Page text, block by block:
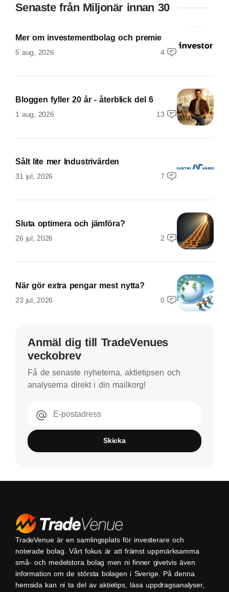
Senaste från Miljonär innan 30
Mer om investementbolag och premie
5 aug, 2026 4
Bloggen fyller 20 år - återblick del 6
1 aug, 2026 13
Sålt lite mer Industrivärden
31 jul, 2026 7
Sluta optimera och jämföra?
26 jul, 2026 2
När gör extra pengar mest nytta?
23 jul, 2026 0
Anmäl dig till TradeVenues
veckobrev
Få de senaste nyheterna, aktietipsen och
analyserna direkt i din mailkorg!
E-postadress
Skicka
TradeVenue är en samlingsplats för investerare och
noterade bolag. Vårt fokus är att främst uppmärksamma
små- och medelstora bolag men ni finner givetvis även
information om de största bolagen i Sverige. På denna
hemsida kan ni ta del av aktietips, läsa uppdragsanalyser,